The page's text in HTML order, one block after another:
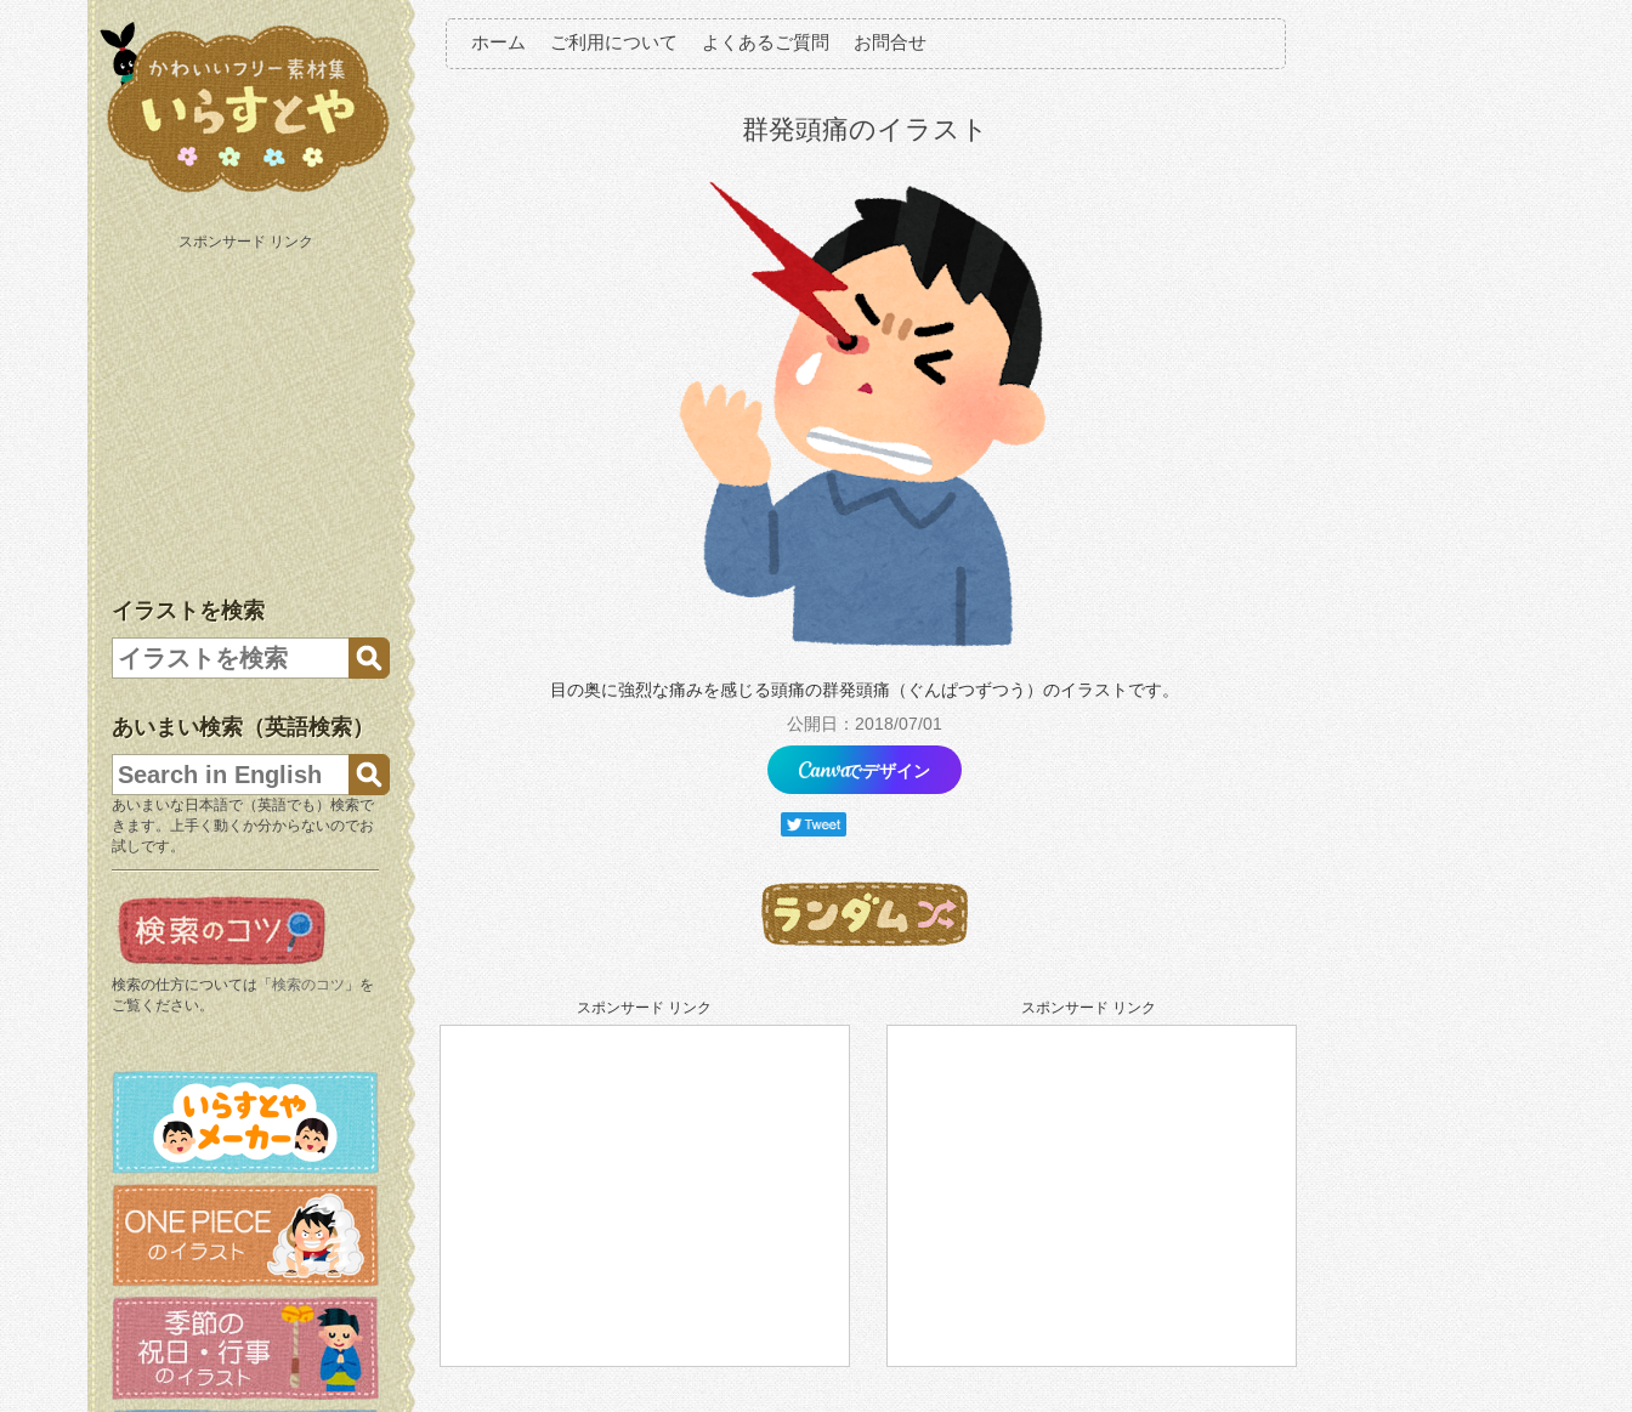
スポンサード リンク
イラストを検索
あいまい検索（英語検索）
あいまいな日本語で（英語でも）検索で
きます。上手く動くか分からないのでお
試しです。
検索の仕方については「 検索のコツ 」を
ご覧ください。
ホーム ご利用について よくあるご質問 お問合せ
群発頭痛のイラスト
目の奥に強烈な痛みを感じる頭痛の群発頭痛（ぐんぱつずつう）のイラストです。
公開日：2018/07/01
でデザイン
スポンサード リンク スポンサード リンク